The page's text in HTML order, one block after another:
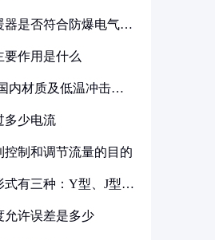
器是否符合防爆电气设
要作用是什么
内材质及低温冲击要
多少电流
控制和调节流量的目的
式有三种：Y型、J型、
允许误差是多少